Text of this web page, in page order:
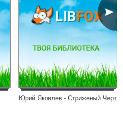
Юрий Яковлев - Стриженый Черт